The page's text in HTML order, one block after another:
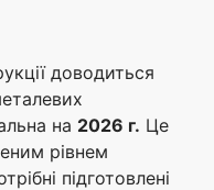
доводиться
на 2026 г. Це
рівнем
підготовлені